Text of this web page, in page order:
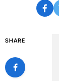
SHARE